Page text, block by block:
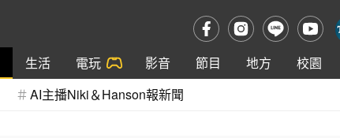
生活 電玩 影音 節目 地方
校園
AI主播Niki＆Hanson報新聞